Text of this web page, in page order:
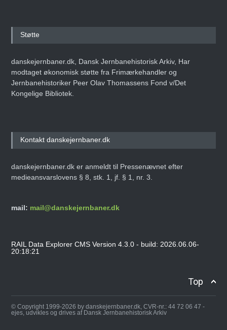
Støtte
danskejernbaner.dk, Dansk Jernbanehistorisk Arkiv, Har
modtaget økonomisk støtte fra Frimærkehandler og
Jernbanehistoriker Peer Olav Thomassens Fond v/Det
Kongelige Bibliotek.
Kontakt danskejernbaner.dk
danskejernbaner.dk er anmeldt til Pressenævnet efter
medieansvarslovens § 8, stk. 1, jf. § 1, nr. 3.
mail: mail@danskejernbaner.dk
RAIL Data Explorer CMS Version 4.3.0 - build: 2026.06.06-
20:18:21
Top
© Copyright 1999-2026 by danskejernbaner.dk, CVR-nr.: 44 72 06 47 -
ejes, udvikles og drives af Dansk Jernbanehistorisk Arkiv